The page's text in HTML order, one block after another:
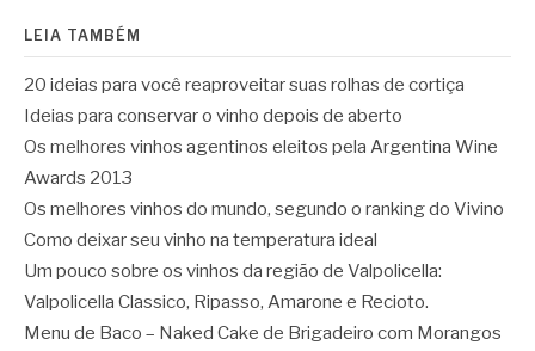
LEIA TAMBÉM
20 ideias para você reaproveitar suas rolhas de cortiça
Ideias para conservar o vinho depois de aberto
Os melhores vinhos agentinos eleitos pela Argentina Wine
Awards 2013
Os melhores vinhos do mundo, segundo o ranking do Vivino
Como deixar seu vinho na temperatura ideal
Um pouco sobre os vinhos da região de Valpolicella:
Valpolicella Classico, Ripasso, Amarone e Recioto.
Menu de Baco – Naked Cake de Brigadeiro com Morangos